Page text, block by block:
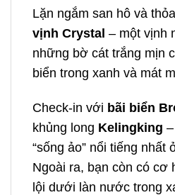
Lặn ngắm san hô và
vịnh Crystal – một vịnh
những bờ cát trắng mịn
biển trong xanh và mát
Check-in với bãi biển
khủng long Kelingking
“sống ảo” nổi tiếng nhất
Ngoài ra, bạn còn có cơ
lội dưới làn nước trong